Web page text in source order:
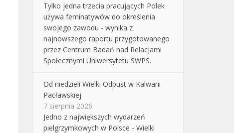
Tylko jedna trzecia pracujących Polek
używa feminatywów do określenia
swojego zawodu - wynika z
najnowszego raportu przygotowanego
przez Centrum Badań nad Relacjami
Społecznymi Uniwersytetu SWPS.
Od niedzieli Wielki Odpust w Kalwarii
Pacławskiej
7 sierpnia 2026
Jedno z największych wydarzeń
pielgrzymkowych w Polsce - Wielki